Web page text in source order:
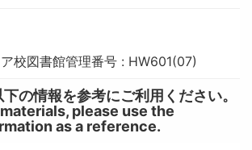
校図書館管理番号 : HW601(07)
の情報を参考にご利用ください。
please use the
as a reference.